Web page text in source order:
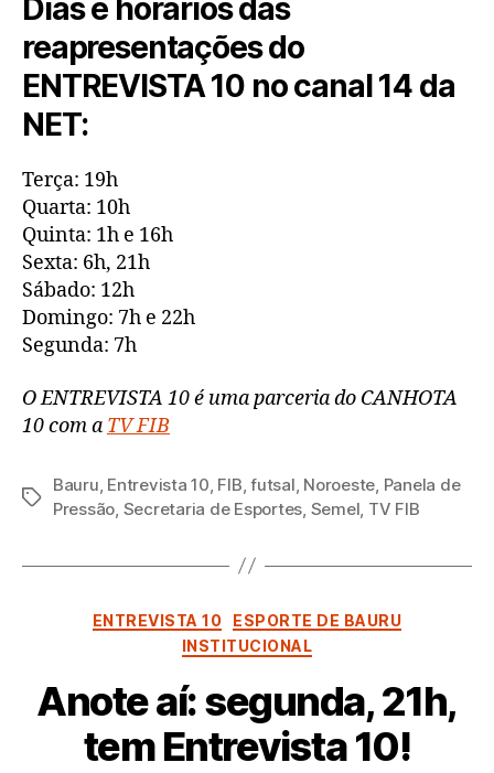
Dias e horários das
reapresentações do
ENTREVISTA 10 no canal 14 da
NET:
Terça: 19h
Quarta: 10h
Quinta: 1h e 16h
Sexta: 6h, 21h
Sábado: 12h
Domingo: 7h e 22h
Segunda: 7h
O ENTREVISTA 10 é uma parceria do CANHOTA
10 com a TV FIB
Tags
Bauru, Entrevista 10, FIB,futsal, Noroeste, Panela de
Pressão, Secretaria de Esportes, Semel, TV FIB
Categorias
ENTREVISTA 10
ESPORTE DE BAURU
INSTITUCIONAL
Anote aí: segunda, 21h,
tem Entrevista 10!